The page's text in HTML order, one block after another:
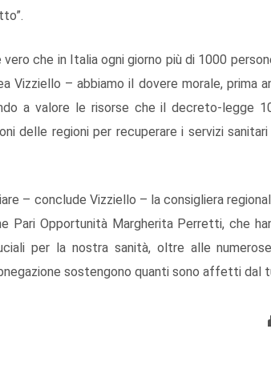
che in Italia ogni giorno più di 1000
Vizziello – abbiamo il dovere morale, prima
a valore le risorse che il decreto-legge
delle regioni per recuperare i servizi
– conclude Vizziello – la consigliera
Pari Opportunità Margherita Perretti, che
per la nostra sanità, oltre alle
sostengono quanti sono affetti dal